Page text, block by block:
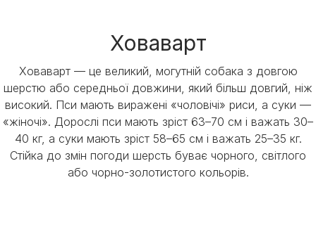
Ховаварт
Ховаварт — це великий, могутній собака з довгою
шерстю або середньої довжини, який більш довгий, ніж
високий. Пси мають виражені «чоловічі» риси, а суки —
«жіночі». Дорослі пси мають зріст 63–70 см і важать 30–
40 кг, а суки мають зріст 58–65 см і важать 25–35 кг.
Стійка до змін погоди шерсть буває чорного, світлого
або чорно-золотистого кольорів.